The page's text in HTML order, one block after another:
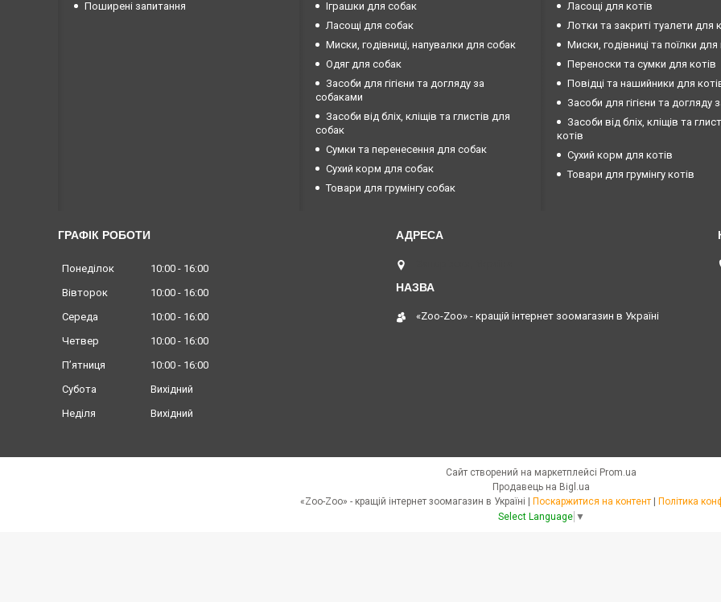
Поширені запитання
Іграшки для собак
Ласощі для собак
Миски, годівниці, напувалки для собак
Одяг для собак
Засоби для гігієни та догляду за
собаками
Засоби від бліх, кліщів та глистів для
собак
Сумки та перенесення для собак
Сухий корм для собак
Товари для грумінгу собак
Ласощі для котів
Лотки та закриті туалети для
Миски, годівниці та поїлки для
Переноски та сумки для котів
Повідці та нашийники для
Засоби для гігієни та догляду
Засоби від бліх, кліщів та
котів
Сухий корм для котів
Товари для грумінгу котів
ГРАФІК РОБОТИ
Понеділок 10:00
16:00
Вівторок
10:00
16:00
Середа
10:00
16:00
Четвер
10:00
16:00
Пʼятниця
10:00
16:00
Субота
Вихідний
Неділя
Вихідний
«Zoo-Zoo» - кращій інтернет зоомагазин в Україні
Сайт створений на маркетплейсі Prom.ua
Продавець на Bigl.ua
Поскаржитися на контент
Політика
Select Language ▼